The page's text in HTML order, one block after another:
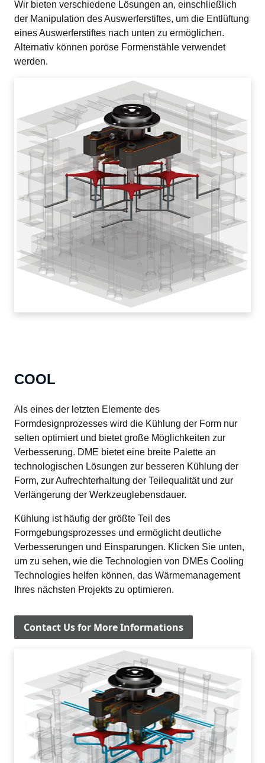
Wir bieten verschiedene Lösungen an, einschließlich
der Manipulation des Auswerferstiftes, um die Entlüftung
eines Auswerferstiftes nach unten zu ermöglichen.
Alternativ können poröse Formenstähle verwendet
werden.
COOL
Als eines der letzten Elemente des
Formdesignprozesses wird die Kühlung der Form nur
selten optimiert und bietet große Möglichkeiten zur
Verbesserung. DME bietet eine breite Palette an
technologischen Lösungen zur besseren Kühlung der
Form, zur Aufrechterhaltung der Teilequalität und zur
Verlängerung der Werkzeuglebensdauer.
Kühlung ist häufig der größte Teil des
Formgebungsprozesses und ermöglicht deutliche
Verbesserungen und Einsparungen. Klicken Sie unten,
um zu sehen, wie die Technologien von DMEs Cooling
Technologies helfen können, das Wärmemanagement
Ihres nächsten Projekts zu optimieren.
Contact Us for More Informations